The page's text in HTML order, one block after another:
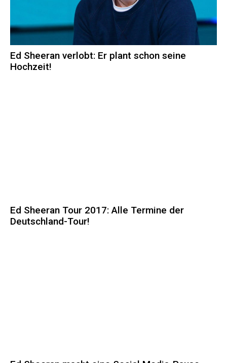
Ed Sheeran verlobt: Er plant schon seine
Hochzeit!
Ed Sheeran Tour 2017: Alle Termine der
Deutschland-Tour!